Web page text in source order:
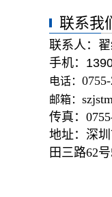
联系我
联系人：
手机：
电话：
邮箱：
传真：
地址： 深
田三路62